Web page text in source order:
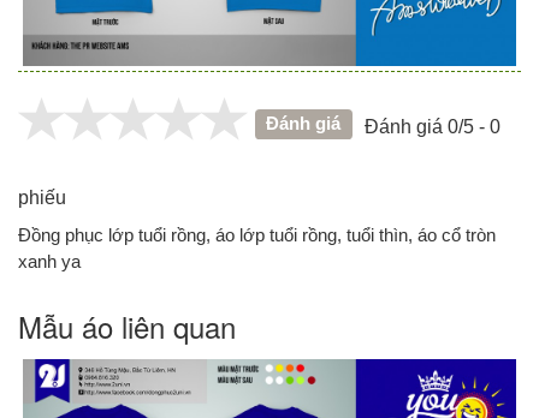
Đánh giá Đánh giá 0/5 - 0
phiếu
Đồng phục lớp tuổi rồng, áo lớp tuổi rồng, tuổi thìn, áo cổ tròn
xanh ya
Mẫu áo liên quan